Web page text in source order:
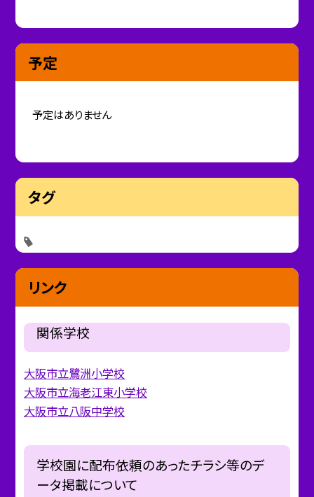
予定
予定はありません
タグ
リンク
関係学校
大阪市立鷺洲小学校
大阪市立海老江東小学校
大阪市立八阪中学校
学校園に配布依頼のあったチラシ等のデ
ータ掲載について